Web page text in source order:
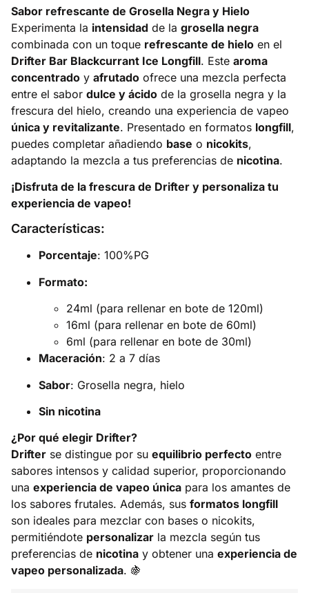
Sabor refrescante de Grosella Negra y Hielo
Experimenta la intensidad de la grosella negra
combinada con un toque refrescante de hielo en el
Drifter Bar Blackcurrant Ice Longfill. Este aroma
concentrado y afrutado ofrece una mezcla perfecta
entre el sabor dulce y ácido de la grosella negra y la
frescura del hielo, creando una experiencia de vapeo
única y revitalizante. Presentado en formatos longfill,
puedes completar añadiendo base o nicokits,
adaptando la mezcla a tus preferencias de nicotina.
¡Disfruta de la frescura de Drifter y personaliza tu
experiencia de vapeo!
Características:
Porcentaje: 100%PG
Formato:
24ml (para rellenar en bote de 120ml)
16ml (para rellenar en bote de 60ml)
6ml (para rellenar en bote de 30ml)
Maceración: 2 a 7 días
Sabor: Grosella negra, hielo
Sin nicotina
¿Por qué elegir Drifter?
Drifter se distingue por su equilibrio perfecto entre
sabores intensos y calidad superior, proporcionando
una experiencia de vapeo única para los amantes de
los sabores frutales. Además, sus formatos longfill
son ideales para mezclar con bases o nicokits,
permitiéndote personalizar la mezcla según tus
preferencias de nicotina y obtener una experiencia de
vapeo personalizada. 🍇